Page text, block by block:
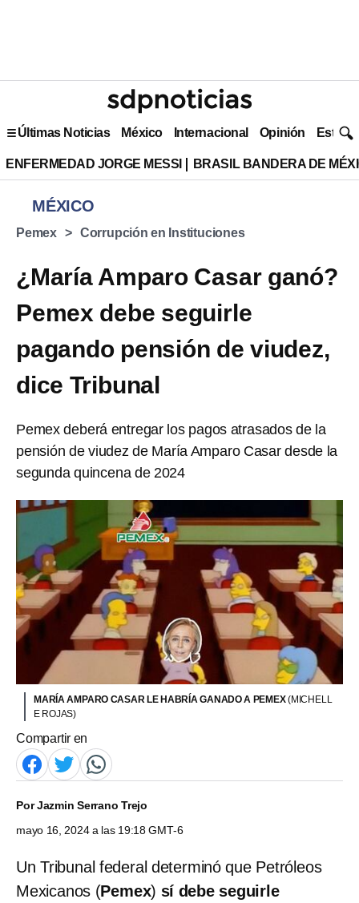
Últimas Noticias México Internacional Opinión Estilo
ENFERMEDAD JORGE MESSI BRASIL BANDERA DE
MÉXICO
Pemex Corrupción en Instituciones
¿María Amparo Casar ganó?
Pemex debe seguirle
pagando pensión de viudez,
dice Tribunal
Pemex deberá entregar los pagos atrasados de la
pensión de viudez de María Amparo Casar desde la
segunda quincena de 2024
MARÍA AMPARO CASAR LE HABRÍA GANADO A PEMEX(MICHELL
E ROJAS)
Compartir en
PorJazmin Serrano Trejo
mayo 16, 2024 a las 19:18 GMT-6
Un Tribunal federal determinó que Petróleos
Mexicanos (Pemex) sí debe seguirle